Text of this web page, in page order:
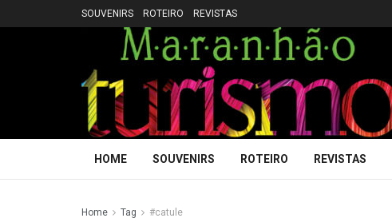
SOUVENIRS ROTEIRO REVISTAS
HOME SOUVENIRS ROTEIRO REVISTAS
Home Tag #catule